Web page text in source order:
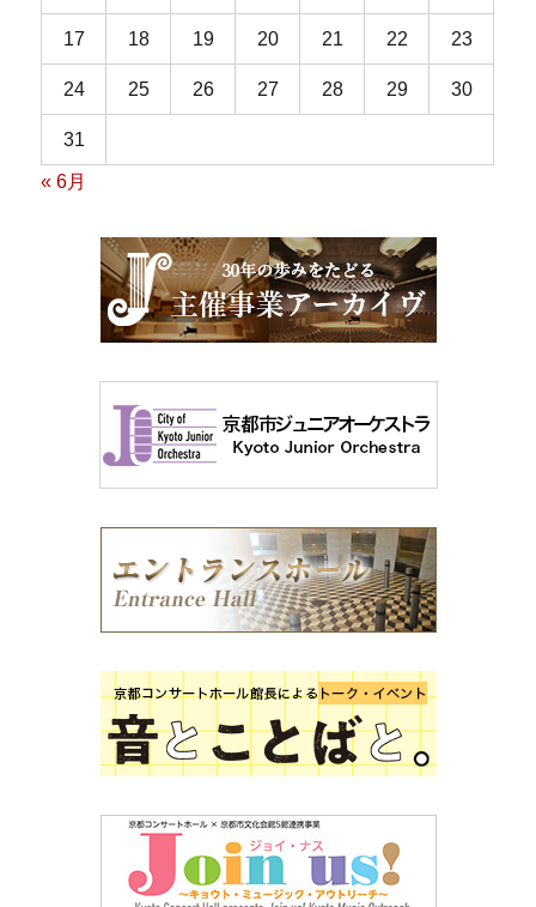
17 18 19 20 21 22 23
24 25 26 27 28 29 30
31
« 6月